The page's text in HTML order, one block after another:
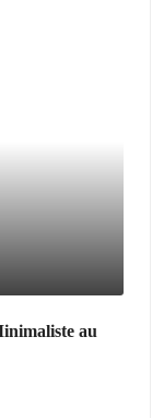
au